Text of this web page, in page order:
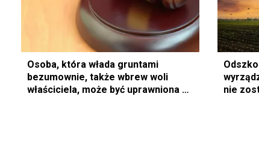
Osoba, która włada gruntami
bezumownie, także wbrew woli
właściciela, może być uprawniona do
nie